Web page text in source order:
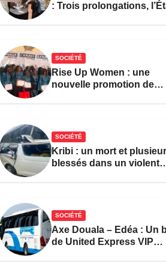
: Trois prolongations,
SOCIÉTÉ
Rise Up Women : une
nouvelle promotion de
SOCIÉTÉ
Kribi : un mort et
blessés dans un violent
SOCIÉTÉ
Axe Douala – Edéa : Un
de United Express VIP